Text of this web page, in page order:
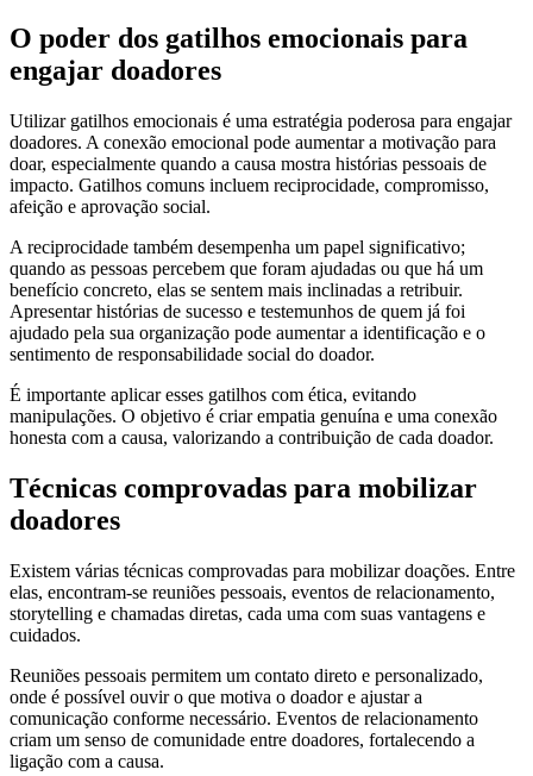
O poder dos gatilhos emocionais para
engajar doadores
Utilizar gatilhos emocionais é uma estratégia poderosa para engajar
doadores. A conexão emocional pode aumentar a motivação para
doar, especialmente quando a causa mostra histórias pessoais de
impacto. Gatilhos comuns incluem reciprocidade, compromisso,
afeição e aprovação social.
A reciprocidade também desempenha um papel significativo;
quando as pessoas percebem que foram ajudadas ou que há um
benefício concreto, elas se sentem mais inclinadas a retribuir.
Apresentar histórias de sucesso e testemunhos de quem já foi
ajudado pela sua organização pode aumentar a identificação e o
sentimento de responsabilidade social do doador.
É importante aplicar esses gatilhos com ética, evitando
manipulações. O objetivo é criar empatia genuína e uma conexão
honesta com a causa, valorizando a contribuição de cada doador.
Técnicas comprovadas para mobilizar
doadores
Existem várias técnicas comprovadas para mobilizar doações. Entre
elas, encontram-se reuniões pessoais, eventos de relacionamento,
storytelling e chamadas diretas, cada uma com suas vantagens e
cuidados.
Reuniões pessoais permitem um contato direto e personalizado,
onde é possível ouvir o que motiva o doador e ajustar a
comunicação conforme necessário. Eventos de relacionamento
criam um senso de comunidade entre doadores, fortalecendo a
ligação com a causa.